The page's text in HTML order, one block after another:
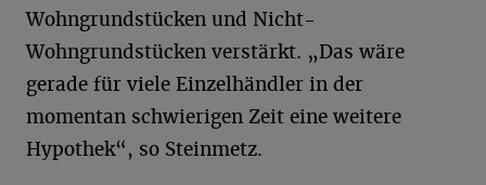
Wohngrundstücken und Nicht-
Wohngrundstücken verstärkt. „Das wäre
gerade für viele Einzelhändler in der
momentan schwierigen Zeit eine weitere
Hypothek“, so Steinmetz.